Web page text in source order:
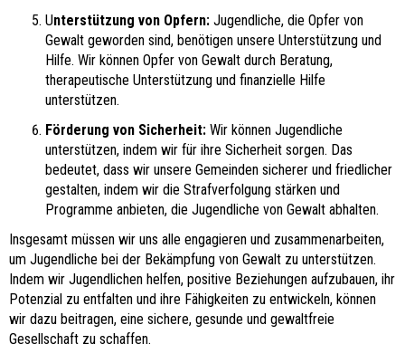
Unterstützung von Opfern: Jugendliche, die Opfer von
Gewalt geworden sind, benötigen unsere Unterstützung und
Hilfe. Wir können Opfer von Gewalt durch Beratung,
therapeutische Unterstützung und finanzielle Hilfe
unterstützen.
Förderung von Sicherheit: Wir können Jugendliche
unterstützen, indem wir für ihre Sicherheit sorgen. Das
bedeutet, dass wir unsere Gemeinden sicherer und friedlicher
gestalten, indem wir die Strafverfolgung stärken und
Programme anbieten, die Jugendliche von Gewalt abhalten.
Insgesamt müssen wir uns alle engagieren und zusammenarbeiten,
um Jugendliche bei der Bekämpfung von Gewalt zu unterstützen.
Indem wir Jugendlichen helfen, positive Beziehungen aufzubauen, ihr
Potenzial zu entfalten und ihre Fähigkeiten zu entwickeln, können
wir dazu beitragen, eine sichere, gesunde und gewaltfreie
Gesellschaft zu schaffen.